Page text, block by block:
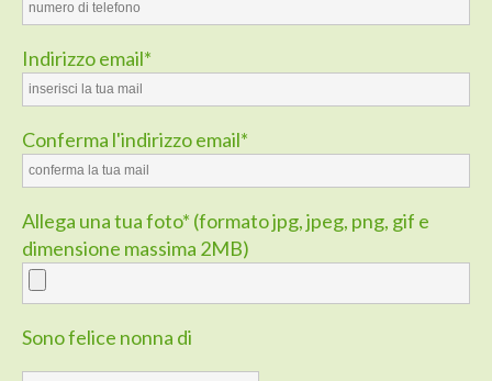
Indirizzo email*
Conferma l'indirizzo email*
Allega una tua foto* (formato jpg, jpeg, png, gif e
dimensione massima 2MB)
Sono felice nonna di